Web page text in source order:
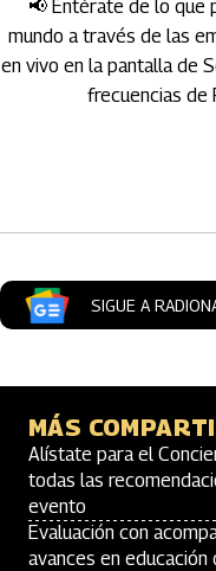
📢 Entérate de lo que
mundo a través de las
en vivo en la pantalla de
frecuencias de
SIGUE A
MÁS
Alístate para el
todas las
evento
Evaluación con
avances en